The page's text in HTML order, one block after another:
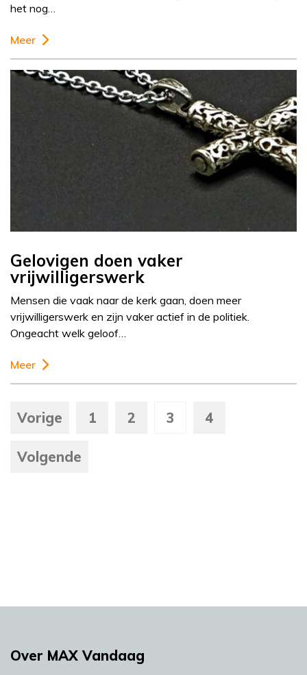
het nog…
Meer
Gelovigen doen vaker
vrijwilligerswerk
Mensen die vaak naar de kerk gaan, doen meer
vrijwilligerswerk en zijn vaker actief in de politiek.
Ongeacht welk geloof…
Meer
Vorige 1 2 3 4
Volgende
Over MAX Vandaag